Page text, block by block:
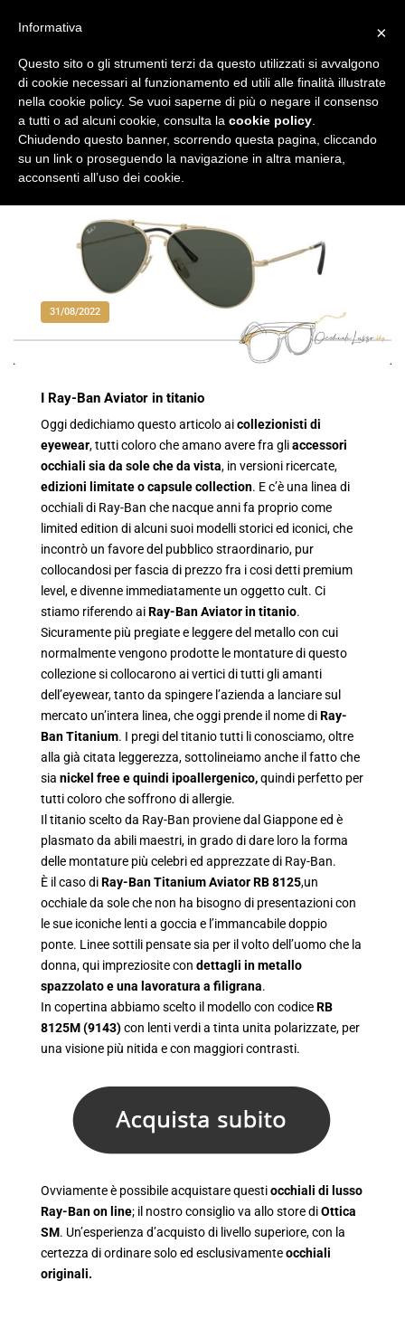
31/08/2022
I Ray-Ban Aviator in titanio
Oggi dedichiamo questo articolo aicollezionisti di
eyewear, tutti coloro che amano avere fra gliaccessori
occhiali sia da sole che da vista, in versioni ricercate,
edizioni limitate o capsule collection. E c’è una linea di
occhiali di Ray-Ban che nacque anni fa proprio come
limited edition di alcuni suoi modelli storici ed iconici, che
incontrò un favore del pubblico straordinario, pur
collocandosi per fascia di prezzo fra i cosi detti premium
level, e divenne immediatamente un oggetto cult. Ci
stiamo riferendo aiRay-Ban Aviator in titanio.
Sicuramente più pregiate e leggere del metallo con cui
normalmente vengono prodotte le montature di questo
collezione si collocarono ai vertici di tutti gli amanti
dell’eyewear, tanto da spingere l’azienda a lanciare sul
mercato un’intera linea, che oggi prende il nome diRay-
Ban Titanium. I pregi del titanio tutti li conosciamo, oltre
alla già citata leggerezza, sottolineiamo anche il fatto che
sia nickel free e quindi ipoallergenico,quindi perfetto per
tutti coloro che soffrono di allergie.
Il titanio scelto da Ray-Ban proviene dal Giappone ed è
plasmato da abili maestri, in grado di dare loro la forma
delle montature più celebri ed apprezzate di Ray-Ban.
È il caso diRay-Ban Titanium Aviator RB 8125,un
occhiale da sole che non ha bisogno di presentazioni con
le sue iconiche lenti a goccia e l’immancabile doppio
ponte. Linee sottili pensate sia per il volto dell’uomo che la
donna, qui impreziosite con dettagli in metallo
spazzolato e una lavoratura a filigrana.
In copertina abbiamo scelto il modello con codiceRB
8125M (9143)con lenti verdi a tinta unita polarizzate, per
una visione più nitida e con maggiori contrasti.
Ovviamente è possibile acquistare questiocchiali di lusso
Ray-Ban on line; il nostro consiglio va allo store diOttica
SM. Un’esperienza d’acquisto di livello superiore, con la
certezza di ordinare solo ed esclusivamenteocchiali
originali.
×
Informativa
Questo sito o gli strumenti terzi da questo utilizzati si avvalgono
di cookie necessari al funzionamento ed utili alle finalità illustrate
nella cookie policy. Se vuoi saperne di più o negare il consenso
a tutti o ad alcuni cookie, consulta la cookie policy
Chiudendo questo banner, scorrendo questa pagina, cliccando
su un link o proseguendo la navigazione in altra maniera,
acconsenti all’uso dei cookie.